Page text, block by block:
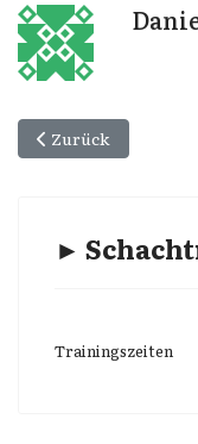
Vorheriger
Zurück
►
Trainingszeiten